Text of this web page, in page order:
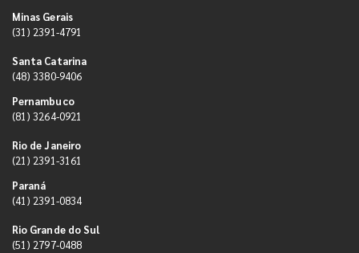
Minas Gerais
(31) 2391-4791
Santa Catarina
(48) 3380-9406
Pernambuco
(81) 3264-0921
Rio de Janeiro
(21) 2391-3161
Paraná
(41) 2391-0834
Rio Grande do Sul
(51) 2797-0488